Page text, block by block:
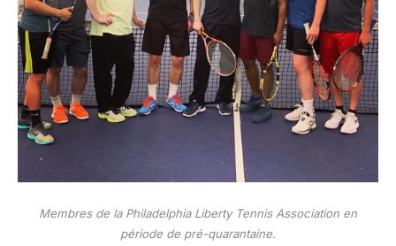
Membres de la Philadelphia Liberty Tennis Association en
période de pré-quarantaine.